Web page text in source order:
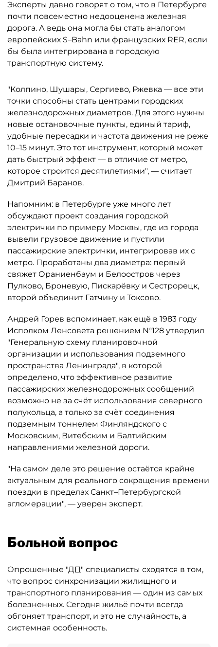
Эксперты давно говорят о том, что в Петербурге
почти повсеместно недооценена железная
дорога. А ведь она могла бы стать аналогом
европейских S–Bahn или французских RER, если
бы была интегрирована в городскую
транспортную систему.
"Колпино, Шушары, Сергиево, Ржевка — все эти
точки способны стать центрами городских
железнодорожных диаметров. Для этого нужны
новые остановочные пункты, единый тариф,
удобные пересадки и частота движения не реже
10–15 минут. Это тот инструмент, который может
дать быстрый эффект — в отличие от метро,
которое строится десятилетиями", — считает
Дмитрий Баранов.
Напомним: в Петербурге уже много лет
обсуждают проект создания городской
электрички по примеру Москвы, где из города
вывели грузовое движение и пустили
пассажирские электрички, интегрировав их с
метро. Проработаны два диаметра: первый
свяжет Ораниенбаум и Белоостров через
Пулково, Броневую, Пискарёвку и Сестрорецк,
второй объединит Гатчину и Токсово.
Андрей Горев вспоминает, как ещё в 1983 году
Исполком Ленсовета решением №128 утвердил
"Генеральную схему планировочной
организации и использования подземного
пространства Ленинграда", в которой
определено, что эффективное развитие
пассажирских железнодорожных сообщений
возможно не за счёт использования северного
полукольца, а только за счёт соединения
подземным тоннелем Финляндского с
Московским, Витебским и Балтийским
направлениями железной дороги.
"На самом деле это решение остаётся крайне
актуальным для реального сокращения времени
поездки в пределах Санкт–Петербургской
агломерации", — уверен эксперт.
Больной вопрос
Опрошенные "ДП" специалисты сходятся в том,
что вопрос синхронизации жилищного и
транспортного планирования — один из самых
болезненных. Сегодня жильё почти всегда
обгоняет транспорт, и это не случайность, а
системная особенность.